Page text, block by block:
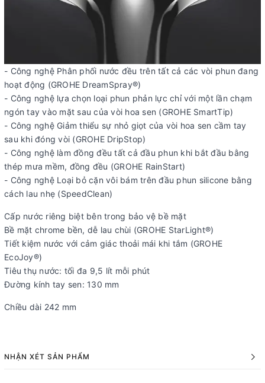
- Công nghệ Phân phối nước đều trên tất cả các vòi phun đang
hoạt động (GROHE DreamSpray®)
- Công nghệ lựa chọn loại phun phản lực chỉ với một lần chạm
ngón tay vào mặt sau của vòi hoa sen (GROHE SmartTip)
- Công nghệ Giảm thiểu sự nhỏ giọt của vòi hoa sen cầm tay
sau khi đóng vòi (GROHE DripStop)
- Công nghệ làm đồng đều tất cả đầu phun khi bắt đầu bằng
thép mưa mềm, đồng đều (GROHE RainStart)
- Công nghệ Loại bỏ cặn vôi bám trên đầu phun silicone bằng
cách lau nhẹ (SpeedClean)
Cấp nước riêng biệt bên trong bảo vệ bề mặt
Bề mặt chrome bền, dễ lau chùi (GROHE StarLight®)
Tiết kiệm nước với cảm giác thoải mái khi tắm (GROHE
EcoJoy®)
Tiêu thụ nước: tối đa 9,5 lít mỗi phút
Đường kính tay sen: 130 mm
Chiều dài 242 mm
NHẬN XÉT SẢN PHẨM